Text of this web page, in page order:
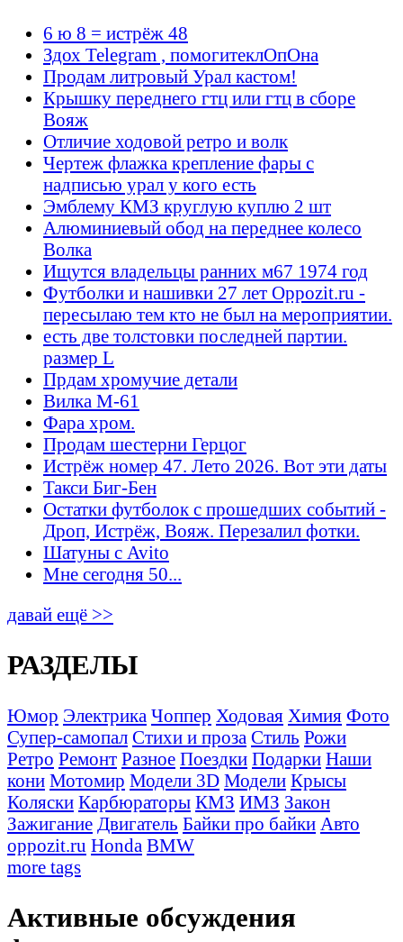
6 ю 8 = истрёж 48
Здох Telegram , помогитеклОпОна
Продам литровый Урал кастом!
Крышку переднего гтц или гтц в сборе
Вояж
Отличие ходовой ретро и волк
Чертеж флажка крепление фары с
надписью урал у кого есть
Эмблему КМЗ круглую куплю 2 шт
Алюминиевый обод на переднее колесо
Волка
Ищутся владельцы ранних м67 1974 год
Футболки и нашивки 27 лет Oppozit.ru -
пересылаю тем кто не был на мероприятии.
есть две толстовки последней партии.
размер L
Прдам хромучие детали
Вилка М-61
Фара хром.
Продам шестерни Герцог
Истрёж номер 47. Лето 2026. Вот эти даты
Такси Биг-Бен
Остатки футболок с прошедших событий -
Дроп, Истрёж, Вояж. Перезалил фотки.
Шатуны с Avito
Мне сегодня 50...
давай ещё >>
РАЗДЕЛЫ
Юмор Электрика Чоппер Ходовая Химия Фото
Супер-самопал Стихи и проза Стиль Рожи
Ретро Ремонт Разное Поездки Подарки Наши
кони Мотомир Модели 3D Модели Крысы
Коляски Карбюраторы КМЗ ИМЗ Закон
Зажигание Двигатель Байки про байки Авто
oppozit.ru Honda BMW
more tags
Активные обсуждения